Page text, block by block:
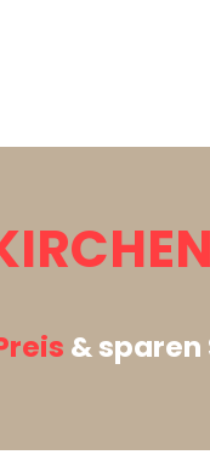
& sparen